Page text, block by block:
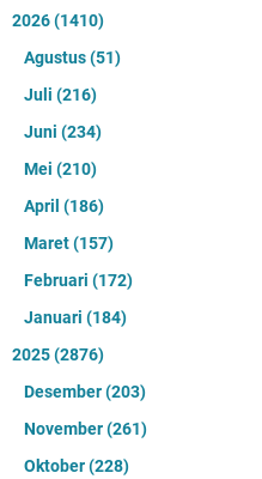
2026(1410)
Agustus(51)
Juli (216)
Juni (234)
Mei (210)
April (186)
Maret(157)
Februari (172)
Januari (184)
2025(2876)
Desember(203)
November(261)
Oktober(228)